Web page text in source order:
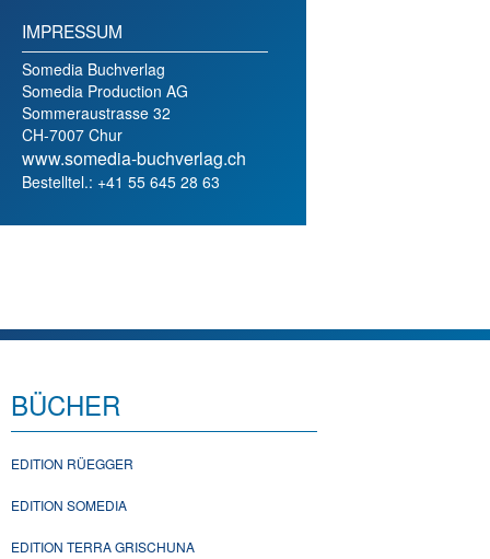
IMPRESSUM
Somedia Buchverlag
Somedia Production AG
Sommeraustrasse 32
CH-7007 Chur
www.somedia-buchverlag.ch
Bestelltel.: +41 55 645 28 63
BÜCHER
EDITION RÜEGGER
EDITION SOMEDIA
EDITION TERRA GRISCHUNA